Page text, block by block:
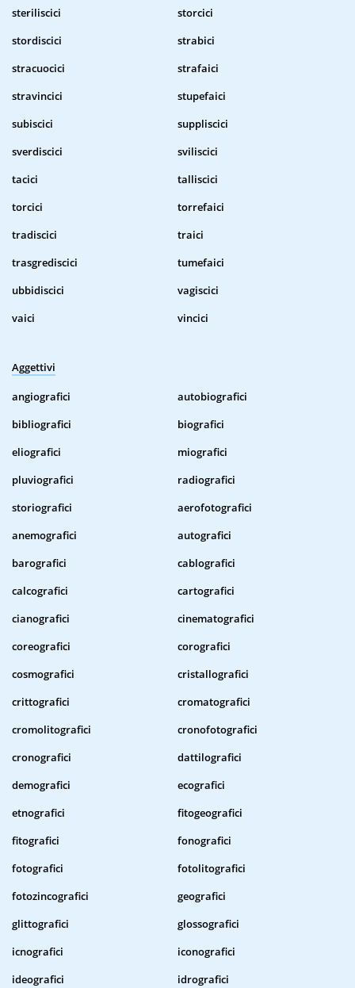
steriliscici
storcici
stordiscici
strabici
stracuocici
strafaici
stravincici
stupefaici
subiscici
suppliscici
sverdiscici
sviliscici
tacici
talliscici
torcici
torrefaici
tradiscici
traici
trasgrediscici
tumefaici
ubbidiscici
vagiscici
vaici
vincici
Aggettivi
angiografici
autobiografici
bibliografici
biografici
eliografici
miografici
pluviografici
radiografici
storiografici
aerofotografici
anemografici
autografici
barografici
cablografici
calcografici
cartografici
cianografici
cinematografici
coreografici
corografici
cosmografici
cristallografici
crittografici
cromatografici
cromolitografici
cronofotografici
cronografici
dattilografici
demografici
ecografici
etnografici
fitogeografici
fitografici
fonografici
fotografici
fotolitografici
fotozincografici
geografici
glittografici
glossografici
icnografici
iconografici
ideografici
idrografici